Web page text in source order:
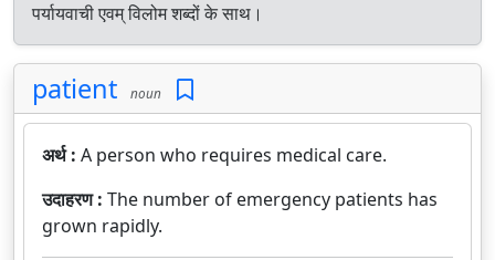
पर्यायवाची एवम् विलोम शब्दों के साथ।
patient noun
अर्थ : A person who requires medical care.
उदाहरण : The number of emergency patients has
grown rapidly.